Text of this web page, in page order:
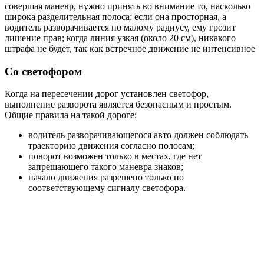
совершая маневр, нужно принять во внимание то, насколько
широка разделительная полоса; если она просторная, а
водитель разворачивается по малому радиусу, ему грозит
лишение прав; когда линия узкая (около 20 см), никакого
штрафа не будет, так как встречное движение не интенсивное
Со светофором
Когда на пересечении дорог установлен светофор,
выполнение разворота является безопасным и простым.
Общие правила на такой дороге:
водитель разворачивающегося авто должен соблюдать
траекторию движения согласно полосам;
поворот возможен только в местах, где нет
запрещающего такого маневра знаков;
начало движения разрешено только по
соответствующему сигналу светофора.